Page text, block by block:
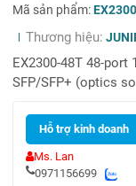
Mã sản phẩm:
Thương hiệu:
EX2300-48T 48-port
SFP/SFP+ (optics
Hỗ trợ kinh doanh
Ms. Lan
0971156699